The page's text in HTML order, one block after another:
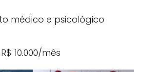
médico e psicológico
10.000/mês